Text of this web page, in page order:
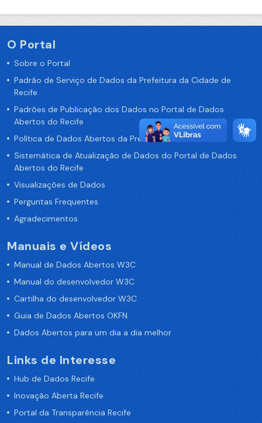
O Portal
Sobre o Portal
Padrão de Serviço de Dados da Prefeitura da Cidade de
Recife
Padrões de Publicação dos Dados no Portal de Dados
Abertos do Recife
Política de Dados Abertos da Prefeitura do Recife
Sistemática de Atualização de Dados do Portal de Dados
Abertos do Recife
Visualizações de Dados
Perguntas Frequentes
Agradecimentos
Manuais e Vídeos
Manual de Dados Abertos W3C
Manual do desenvolvedor W3C
Cartilha do desenvolvedor W3C
Guia de Dados Abertos OKFN
Dados Abertos para um dia a dia melhor
Links de Interesse
Hub de Dados Recife
Inovação Aberta Recife
Portal da Transparência Recife